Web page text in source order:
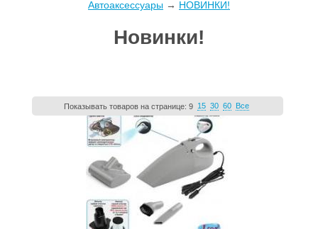
Автоаксессуары→ НОВИНКИ!
Новинки!
Показывать товаров на странице: 9 15 30 60 Все